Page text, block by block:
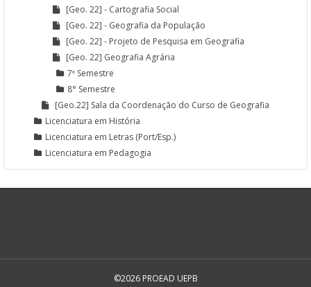
[Geo. 22] - Cartografia Social
[Geo. 22] - Geografia da População
[Geo. 22] - Projeto de Pesquisa em Geografia
[Geo. 22] Geografia Agrária
7º Semestre
8° Semestre
[Geo.22] Sala da Coordenação do Curso de Geografia
Licenciatura em História
Licenciatura em Letras (Port/Esp.)
Licenciatura em Pedagogia
©2026 PROEAD UEPB